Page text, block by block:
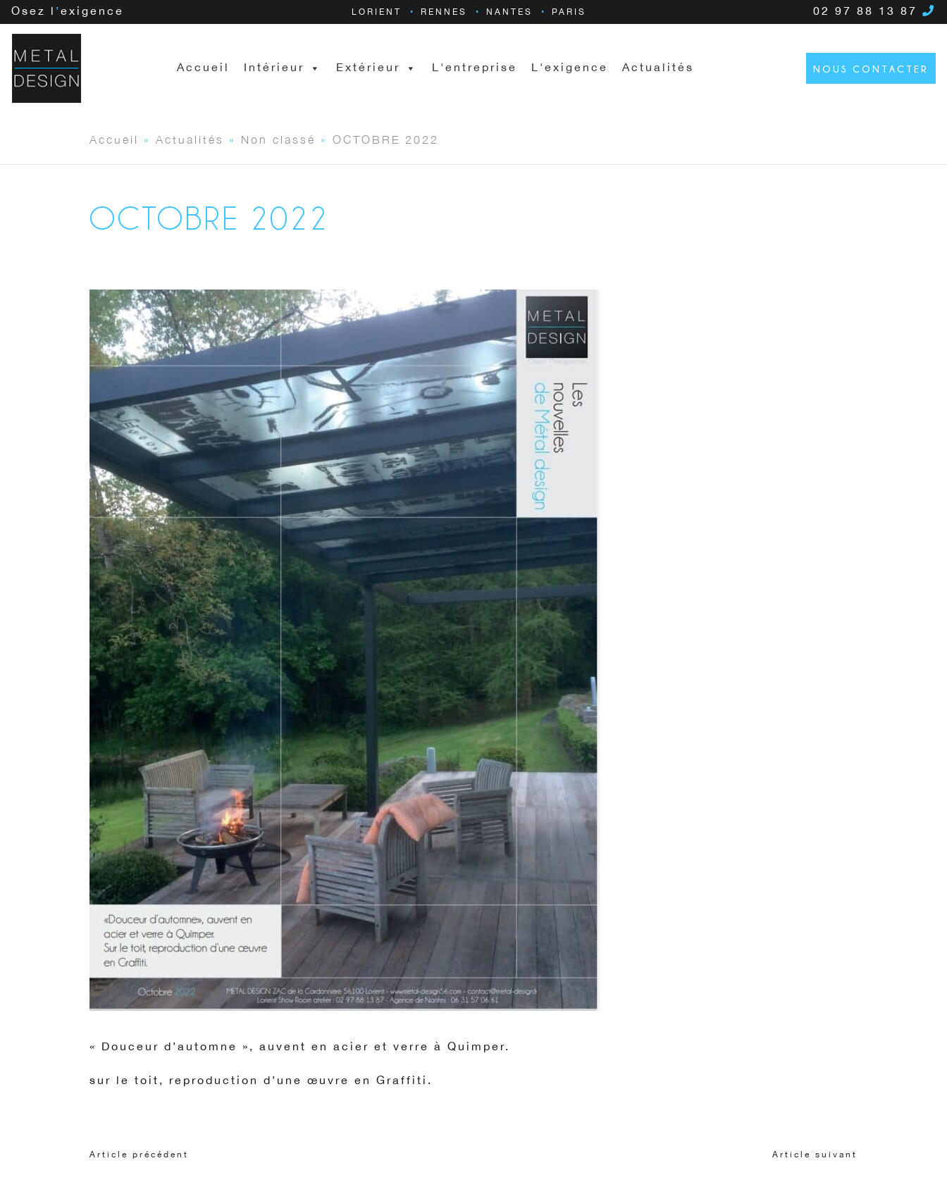
Osez l ’exigence LORIENT RENNES NANTES PARIS 02 97 88 13 87
Accueil Intérieur Extérieur L'entreprise L'exigence Actualités NOUS CONTACTER
Accueil » Actualités » Non classé » OCTOBRE 2022
OCTOBRE 2022
« Douceur d’automne », auvent en acier et verre à Quimper.
sur le toit, reproduction d’une œuvre en Graffiti.
Article précédent Article suivant